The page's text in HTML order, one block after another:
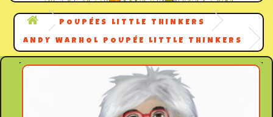
POUPÉES LITTLE THINKERS
ANDY WARHOL POUPÉE LITTLE THINKERS